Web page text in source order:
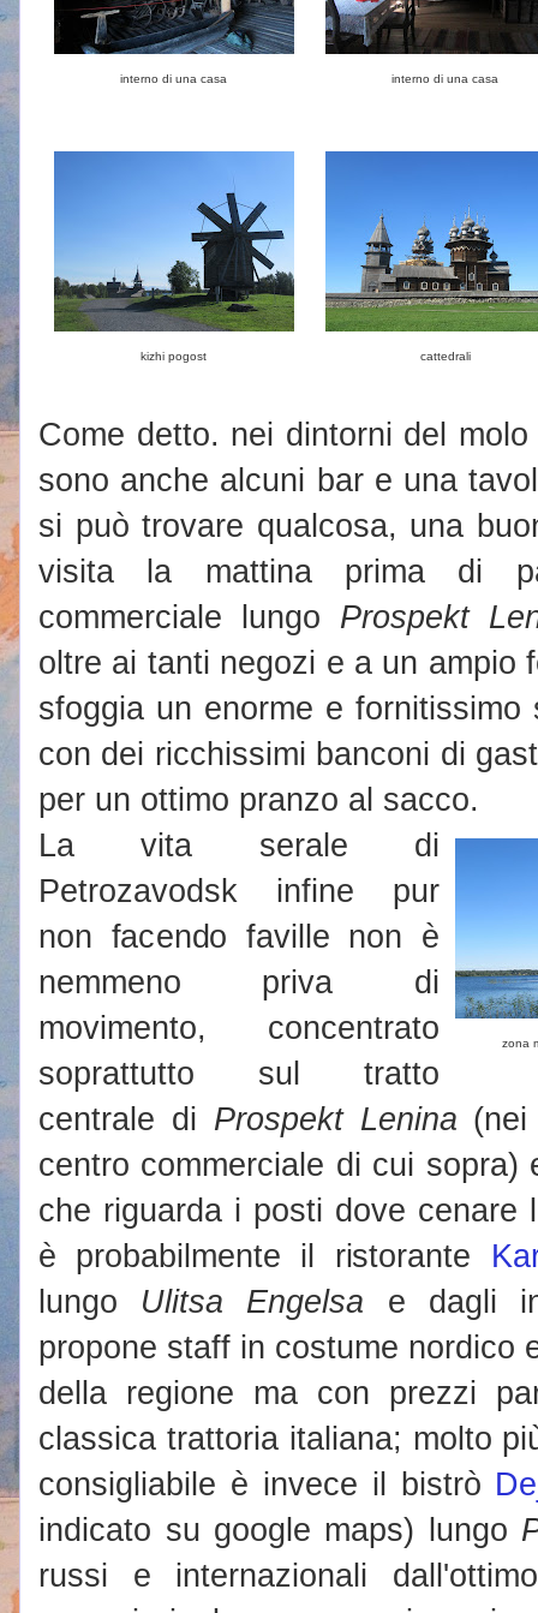
interno di una casa interno di una casa
kizhi pogost cattedrali
Come detto. nei dintorni del
sono anche alcuni bar e una
si può trovare qualcosa, una
visita la mattina prima di
commerciale lungo Prospekt
oltre ai tanti negozi e a un ampio
sfoggia un enorme e
con dei ricchissimi banconi di
per un ottimo pranzo al sacco.
zona
La vita serale di
Petrozavodsk infine pur
non facendo faville non è
nemmeno priva di
movimento, concentrato
soprattutto sul tratto
centrale di Prospekt Lenina
centro commerciale di cui sopra)
che riguarda i posti dove cenare
è probabilmente il ristorante
lungo Ulitsa Engelsa e dagli
propone staff in costume nordico
della regione ma con prezzi
classica trattoria italiana; molto
consigliabile è invece il bistrò
indicato su google maps) lungo
russi e internazionali